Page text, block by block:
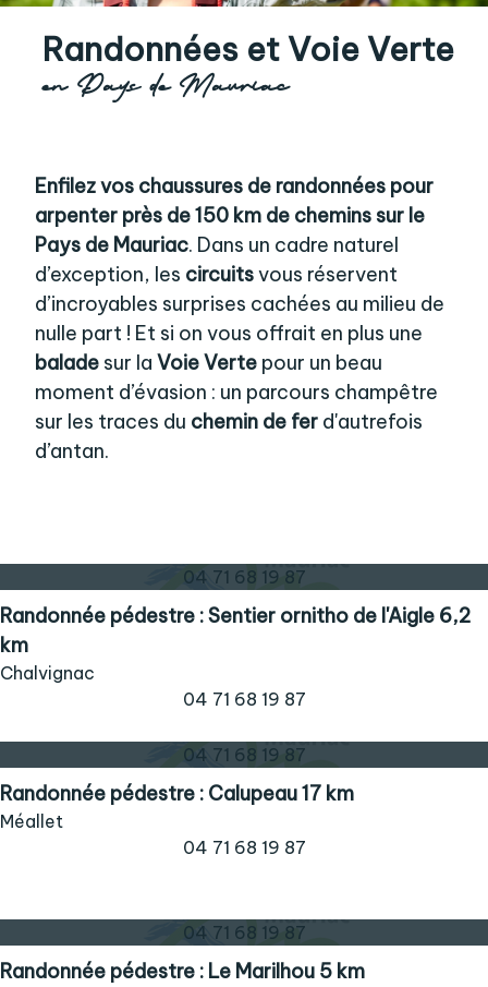
Randonnées etVoie Verte
en Pays de Mauriac
Enfilez vos chaussures de randonnées pour
arpenter près de 150 km de chemins sur le
Pays de Mauriac. Dans un cadre naturel
d’exception, les circuitsvous réservent
d’incroyables surprises cachées au milieu de
nulle part ! Et si on vous offrait en plus une
baladesur la Voie Vertepour un beau
moment d’évasion : un parcours champêtre
sur les traces du chemin de ferd'autrefois
d’antan.
04 71 68 19 87
Randonnée pédestre : Sentier ornitho de l'Aigle 6,2
km
Chalvignac
04 71 68 19 87
04 71 68 19 87
Randonnée pédestre : Calupeau 17 km
Méallet
04 71 68 19 87
04 71 68 19 87
Randonnée pédestre : Le Marilhou 5 km